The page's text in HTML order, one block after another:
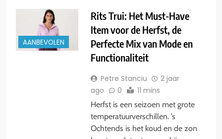
AANBEVOLEN
Rits Trui: Het Must-Have
Item voor de Herfst, de
Perfecte Mix van Mode en
Functionaliteit
Petre Stanciu
2 jaar
ago
0 11 mins
Herfst is een seizoen met grote
temperatuurverschillen. ’s
Ochtends is het koud en de zon